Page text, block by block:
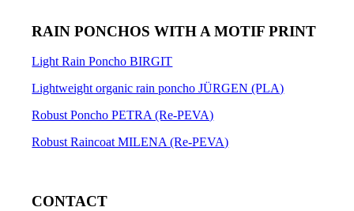
RAIN PONCHOS WITH A MOTIF PRINT
Light Rain Poncho BIRGIT
Lightweight organic rain poncho JÜRGEN (PLA)
Robust Poncho PETRA (Re-PEVA)
Robust Raincoat MILENA (Re-PEVA)
CONTACT